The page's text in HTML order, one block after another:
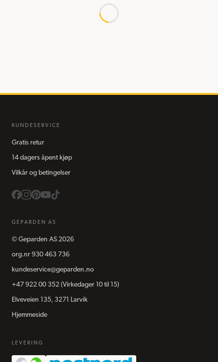
KUNDESERVICE
Gratis retur
14 dagers åpent kjøp
Vilkår og betingelser
GEPARDEN AS
© Geparden AS 2026
org.nr 930 463 736
kundeservice@geparden.no
+47 922 00 352 (Virkedager 10 til 15)
Elveveien 135, 3271 Larvik
Hjemmeside
LEVERING